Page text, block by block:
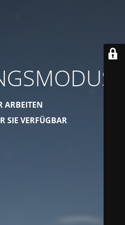
ARBEITEN
SIE VERFÜGBAR